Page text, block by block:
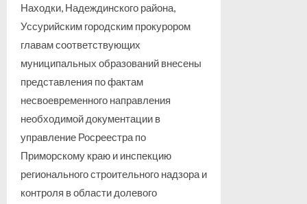
Находки, Надеждинского района,
Уссурийским городским прокурором
главам соответствующих
муниципальных образований внесены
представления по фактам
несвоевременного направления
необходимой документации в
управление Росреестра по
Приморскому краю и инспекцию
регионального строительного надзора и
контроля в области долевого